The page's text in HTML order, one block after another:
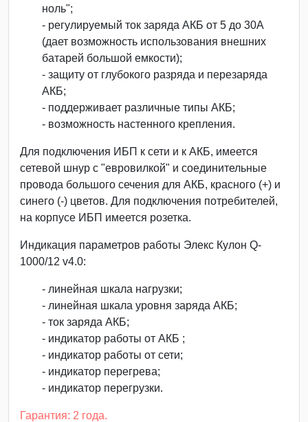
ноль";
- регулируемый ток заряда АКБ от 5 до 30А
(дает возможность использования внешних
батарей большой емкости);
- защиту от глубокого разряда и перезаряда
АКБ;
- поддерживает различные типы АКБ;
- возможность настенного крепления.
Для подключения ИБП к сети и к АКБ, имеется
сетевой шнур с "евровилкой" и соединительные
провода большого сечения для АКБ, красного (+) и
синего (-) цветов. Для подключения потребителей,
на корпусе ИБП имеется розетка.
Индикация параметров работы Элекс Кулон Q-
1000/12 v4.0:
- линейная шкала нагрузки;
- линейная шкала уровня заряда АКБ;
- ток заряда АКБ;
- индикатор работы от АКБ ;
- индикатор работы от сети;
- индикатор перегрева;
- индикатор перегрузки.
Гарантия: 2 года.